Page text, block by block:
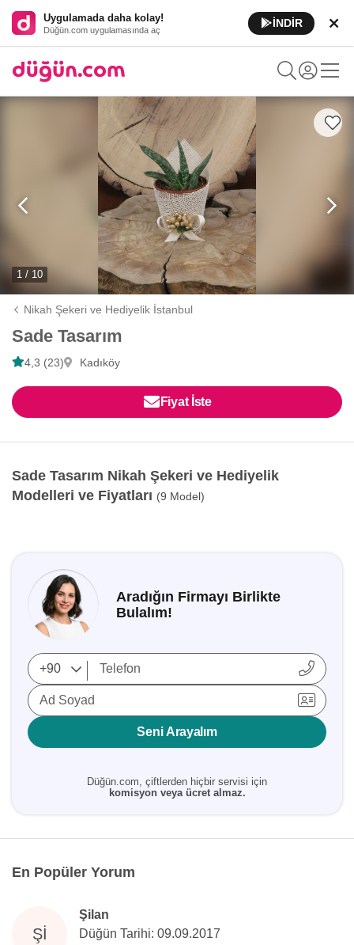
Uygulamada daha kolay!
Düğün.com uygulamasında aç
İNDİR
1 / 10
Nikah Şekeri ve Hediyelik İstanbul
Sade Tasarım
4,3 (23) Kadıköy
Fiyat İste
Sade Tasarım Nikah Şekeri ve Hediyelik
Modelleri ve Fiyatları (9 Model)
Aradığın Firmayı Birlikte
Bulalım!
Ad Soyad
Seni Arayalım
Düğün.com, çiftlerden hiçbir servisi için
komisyon veya ücret almaz.
En Popüler Yorum
ŞI
Şilan
Düğün Tarihi: 09.09.2017